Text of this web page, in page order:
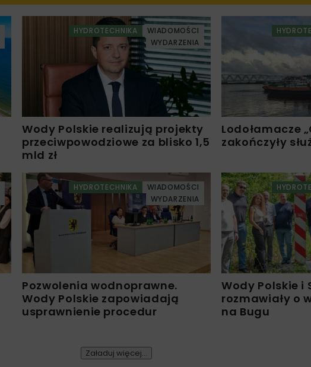
HYDROTECHNIKA
WIADOMOŚCI
WYDARZENIA
Wody Polskie realizują projekty
przeciwpowodziowe za blisko 1,5
mld zł
Lodołamacze
zakończyły
HYDROTECHNIKA
WIADOMOŚCI
WYDARZENIA
Pozwolenia wodnoprawne.
Wody Polskie zapowiadają
usprawnienie procedur
Wody Polskie i
rozmawiały o
na Bugu
Załaduj więcej...